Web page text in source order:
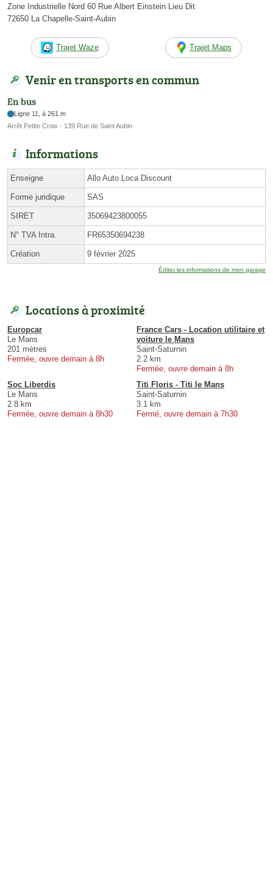
Zone Industrielle Nord 60 Rue Albert Einstein Lieu Dit
72650 La Chapelle-Saint-Aubin
Trajet Waze Trajet Maps
Venir en transports en commun
En bus
Ligne 11, à 261 m
Arrêt Petite Croix - 139 Rue de Saint Aubin
Informations
Enseigne Allo Auto Loca Discount
Forme juridique SAS
SIRET 35069423800055
N° TVA Intra. FR65350694238
Création 9 février 2025
Éditer les informations de mon garage
Locations à proximité
Europcar
Le Mans
201 mètres
Fermée, ouvre demain à 8h
France Cars - Location utilitaire et
voiture le Mans
Saint-Saturnin
2.2 km
Fermée, ouvre demain à 8h
Soc Liberdis
Le Mans
2.8 km
Fermée, ouvre demain à 8h30
Titi Floris - Titi le Mans
Saint-Saturnin
3.1 km
Fermé, ouvre demain à 7h30